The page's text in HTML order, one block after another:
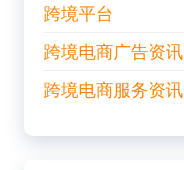
跨境平台
跨境电商广告资讯
跨境电商服务资讯